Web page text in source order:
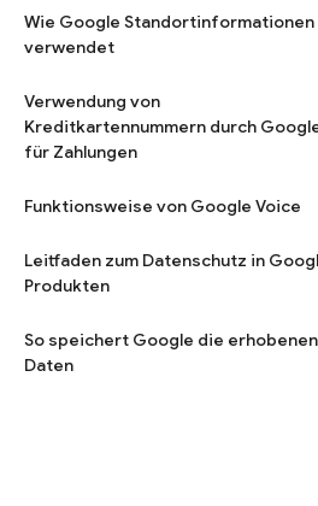
Wie Google Standortinformationen
verwendet
Verwendung von
Kreditkartennummern durch
für Zahlungen
Funktionsweise von Google Voice
Leitfaden zum Datenschutz in
Produkten
So speichert Google die erhobenen
Daten